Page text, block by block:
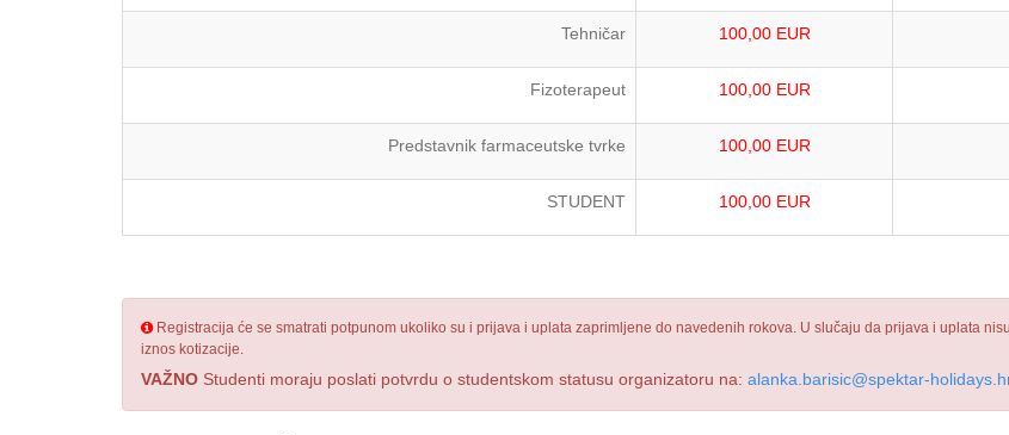
Tehničar 100,00 EUR
Fizoterapeut 100,00 EUR
Predstavnik farmaceutske tvrke 100,00 EUR
STUDENT 100,00 EUR
Registracija će se smatrati potpunom ukoliko su i prijava i uplata zaprimljene do navedenih rokova. U slučaju da prijava i uplata
iznos kotizacije.
VAŽNO Studenti moraju poslati potvrdu o studentskom statusu organizatoru na: alanka.barisic@spektar-